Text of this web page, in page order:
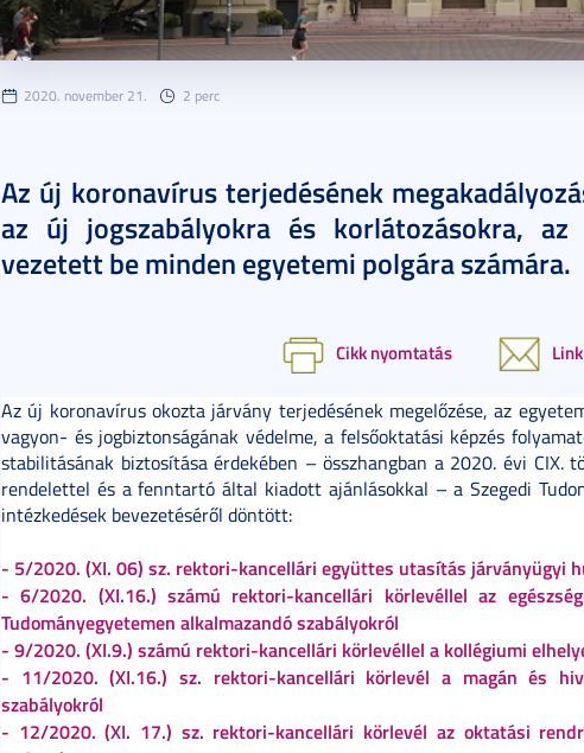
2020. november 21. 2 perc
Az új koronavírus terjedésének
az új jogszabályokra és korlátozásokra, az
vezetett be minden egyetemi polgára számára.
Cikk nyomtatás
Az új koronavírus okozta járvány terjedésének megelőzése, az
vagyon- és jogbiztonságának védelme, a felsőoktatási képzés
stabilitásának biztosítása érdekében – összhangban a 2020. évi CIX.
rendelettel és a fenntartó által kiadott ajánlásokkal – a Szegedi
intézkedések bevezetéséről döntött:
- 5/2020. (XI. 06) sz. rektori-kancellári együttes utasítás járványügyi
- 6/2020. (XI.16.) számú rektori-kancellári körlevéllel az
Tudományegyetemen alkalmazandó szabályokról
- 9/2020. (XI.9.) számú rektori-kancellári körlevéllel a kollégiumi
- 11/2020. (XI.16.) sz. rektori-kancellári körlevél a magán és
szabályokról
- 12/2020. (XI. 17.) sz. rektori-kancellári körlevél az oktatási